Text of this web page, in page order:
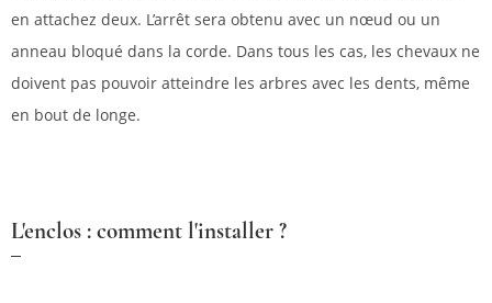
en attachez deux. L’arrêt sera obtenu avec un nœud ou un
anneau bloqué dans la corde. Dans tous les cas, les chevaux ne
doivent pas pouvoir atteindre les arbres avec les dents, même
en bout de longe.
L'enclos : comment l'installer ?